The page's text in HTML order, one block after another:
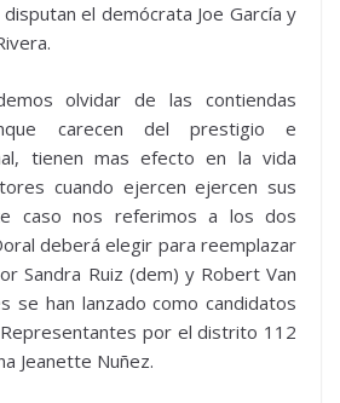
el demócrata Joe García y
olvidar de las contiendas
carecen del prestigio e
tienen mas efecto en la vida
cuando ejercen ejercen sus
caso nos referimos a los dos
deberá elegir para reemplazar
Sandra Ruiz (dem) y Robert Van
se han lanzado como candidatos
por el distrito 112
Jeanette Nuñez.